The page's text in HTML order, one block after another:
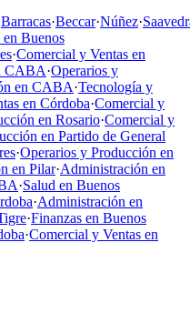
Barracas·Beccar·Núñez·
Buenos
·Comercial y Ventas en
CABA·Operarios y
en CABA·Tecnología y
en Córdoba·Comercial y
en Rosario·Comercial y
en Partido de General
·Operarios y Producción en
en Pilar·Administración en
·Salud en Buenos
·Administración en
·Finanzas en Buenos
·Comercial y Ventas en